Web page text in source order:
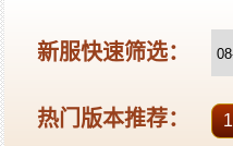
金
传
奇
sf
新
开
单
职
业
传
奇
全
站
标
签